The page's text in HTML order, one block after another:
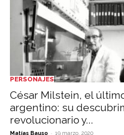
PERSONAJES
César Milstein, el
argentino: su
revolucionario y...
Matías Bauso - 19 marzo, 2020